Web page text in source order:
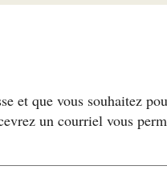
et que vous souhaitez
un courriel vous